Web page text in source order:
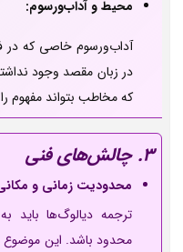
محیط و آداب‌ورسوم:
آداب‌ورسوم خاصی که در
در زبان مقصد وجود
که مخاطب بتواند مفهوم
3. چالش‌های فنی
محدودیت زمانی و
ترجمه دیالوگ‌ها باید
محدود باشد. این